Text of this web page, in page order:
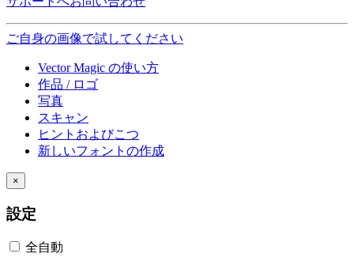
ご自身の画像で試してください
Vector Magic の使い方
作品 / ロゴ
写真
スキャン
ヒントおよびこつ
新しいフォントの作成
×
設定
全自動